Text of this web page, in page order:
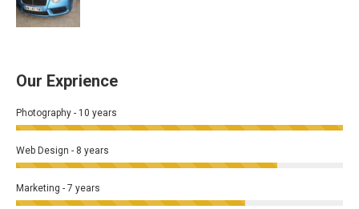
Our Exprience
Photography - 10 years
Web Design - 8 years
Marketing - 7 years